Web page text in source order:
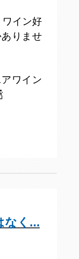
イン好
りませ
ワイン
なく...